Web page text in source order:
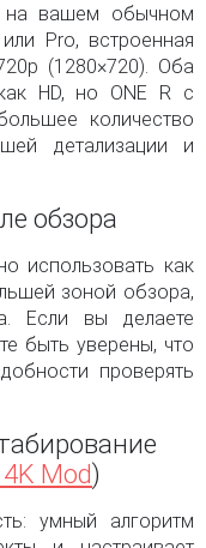
на вашем обычном
Pro, встроенная
(1280×720). Оба
HD, но ONE R с
количество
детализации и
обзора
использовать как
зоной обзора,
Если вы делаете
быть уверены, что
проверять
Mod)
умный алгоритм